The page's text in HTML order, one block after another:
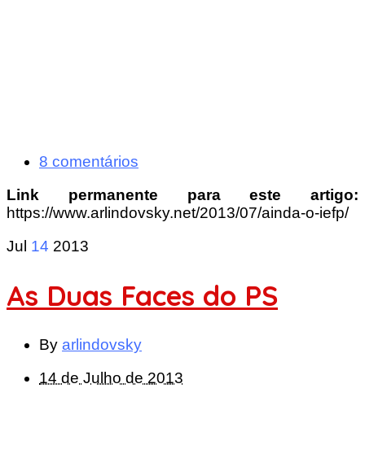
8 comentários
Link permanente para este artigo:
https://www.arlindovsky.net/2013/07/ainda-o-iefp/
Jul 14 2013
As Duas Faces do PS
By arlindovsky
14 de Julho de 2013